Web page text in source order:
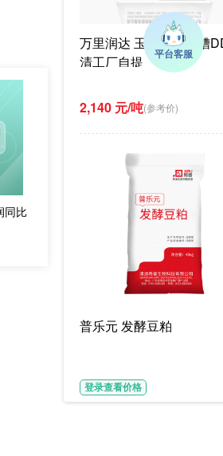
同比
万里润达 玉米干酒精糟
清工厂自提
2,140 元/吨(参考价)
普乐元 发酵豆粕
登录查看价格